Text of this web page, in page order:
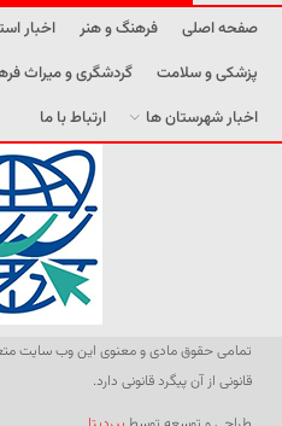
صفحه اصلی فرهنگ و هنر اخبار
پزشکی و سلامت
گردشگری و میراث
اخبار شهرستان ها
ارتباط با ما
تمامی حقوق مادی و معنوی این وب سایت
قانونی از آن پیگرد قانونی دارد.